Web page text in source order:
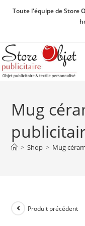
Toute l'équipe de Store
Mug
> Shop > Mug
Produit précédent